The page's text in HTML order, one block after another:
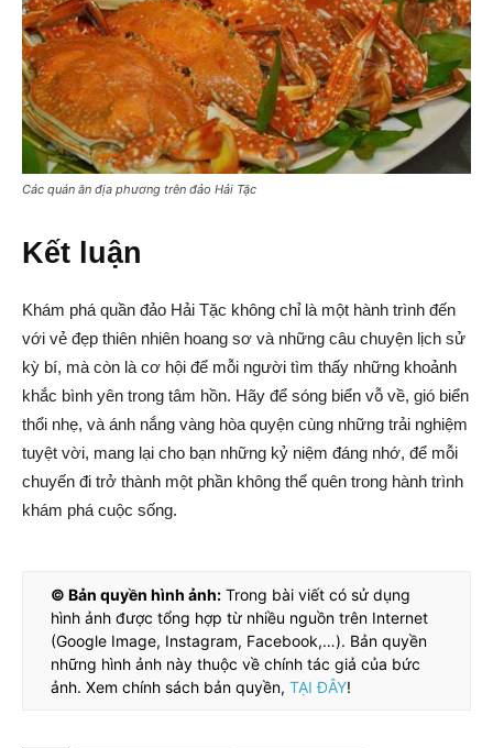
Các quán ăn địa phương trên đảo Hải Tặc
Kết luận
Khám phá quần đảo Hải Tặc không chỉ là một hành trình đến
với vẻ đẹp thiên nhiên hoang sơ và những câu chuyện lịch sử
kỳ bí, mà còn là cơ hội để mỗi người tìm thấy những khoảnh
khắc bình yên trong tâm hồn. Hãy để sóng biển vỗ về, gió biển
thổi nhẹ, và ánh nắng vàng hòa quyện cùng những trải nghiệm
tuyệt vời, mang lại cho bạn những kỷ niệm đáng nhớ, để mỗi
chuyến đi trở thành một phần không thể quên trong hành trình
khám phá cuộc sống.
© Bản quyền hình ảnh: Trong bài viết có sử dụng
hình ảnh được tổng hợp từ nhiều nguồn trên Internet
(Google Image, Instagram, Facebook,…). Bản quyền
những hình ảnh này thuộc về chính tác giả của bức
ảnh. Xem chính sách bản quyền, TẠI ĐÂY!